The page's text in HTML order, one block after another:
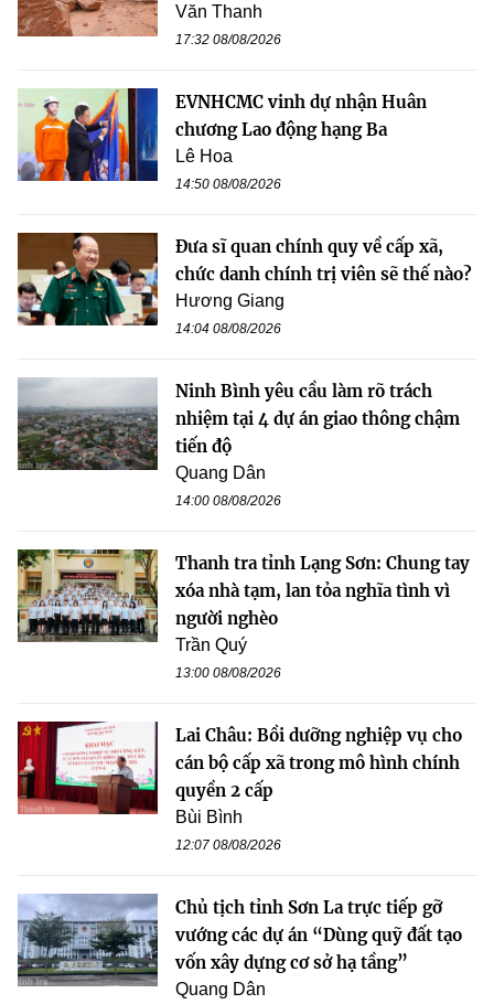
Văn Thanh
17:32 08/08/2026
EVNHCMC vinh dự nhận Huân
chương Lao động hạng Ba
Lê Hoa
14:50 08/08/2026
Đưa sĩ quan chính quy về cấp xã,
chức danh chính trị viên sẽ thế nào?
Hương Giang
14:04 08/08/2026
Ninh Bình yêu cầu làm rõ trách
nhiệm tại 4 dự án giao thông chậm
tiến độ
Quang Dân
14:00 08/08/2026
Thanh tra tỉnh Lạng Sơn: Chung tay
xóa nhà tạm, lan tỏa nghĩa tình vì
người nghèo
Trần Quý
13:00 08/08/2026
Lai Châu: Bồi dưỡng nghiệp vụ cho
cán bộ cấp xã trong mô hình chính
quyền 2 cấp
Bùi Bình
12:07 08/08/2026
Chủ tịch tỉnh Sơn La trực tiếp gỡ
vướng các dự án “Dùng quỹ đất tạo
vốn xây dựng cơ sở hạ tầng”
Quang Dân